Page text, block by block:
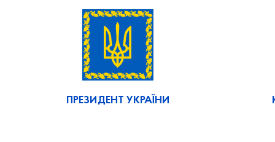
ПРЕЗИДЕНТ УКРАЇНИ